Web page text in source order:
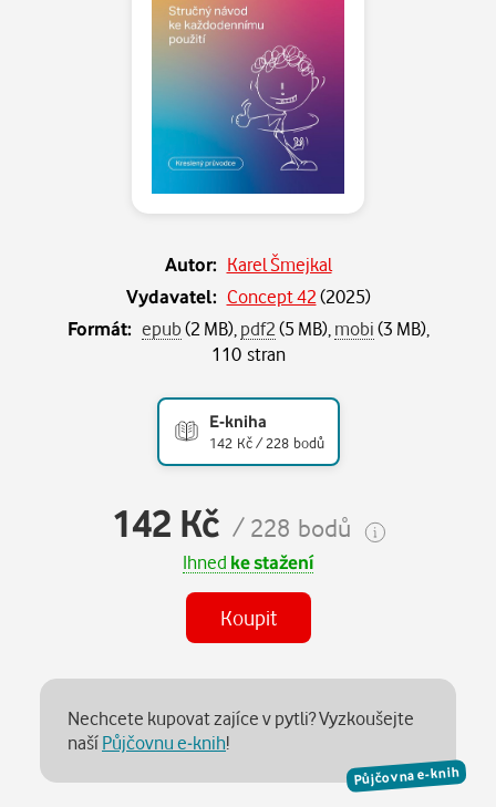
Autor: Karel Šmejkal
Vydavatel: Concept 42(2025)
Formát: epub(2 MB),pdf2(5 MB),mobi(3 MB),
110 stran
E-kniha
142 Kč / 228 bodů
142 Kč / 228 bodů
Ihned ke stažení
Koupit
Půjčovna e-knih
Nechcete kupovat zajíce v pytli? Vyzkoušejte
našíPůjčovnu e-knih!